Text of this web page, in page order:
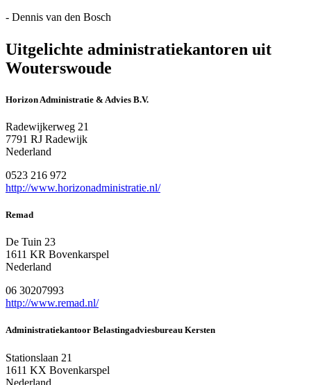
- Dennis van den Bosch
Uitgelichte administratiekantoren uit
Wouterswoude
Horizon Administratie & Advies B.V.
Radewijkerweg 21
7791 RJ Radewijk
Nederland
0523 216 972
http://www.horizonadministratie.nl/
Remad
De Tuin 23
1611 KR Bovenkarspel
Nederland
06 30207993
http://www.remad.nl/
Administratiekantoor Belastingadviesbureau Kersten
Stationslaan 21
1611 KX Bovenkarspel
Nederland